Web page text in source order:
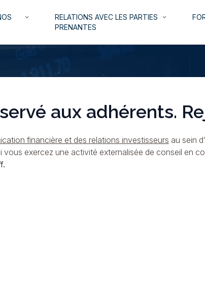
keyboard_arrow_down
RELATIONS AVEC LES PARTIES
PRENANTES
keyboard_arrow_down
aux adhérents.
financière et des relations investisseurs au sein
vous exercez une activité externalisée de conseil en